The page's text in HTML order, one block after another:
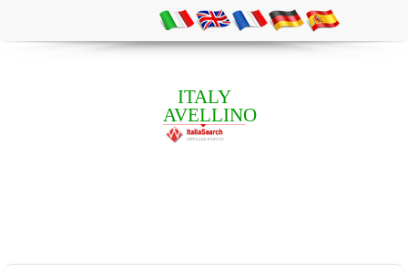
ITALY
AVELLINO